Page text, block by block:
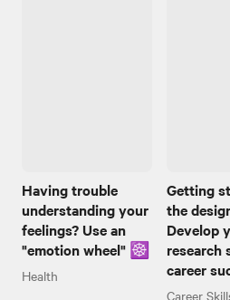
Having trouble
understanding your
feelings? Use an
"emotion wheel" ☸️
Health
Getting
the
Develop
research
career
Career